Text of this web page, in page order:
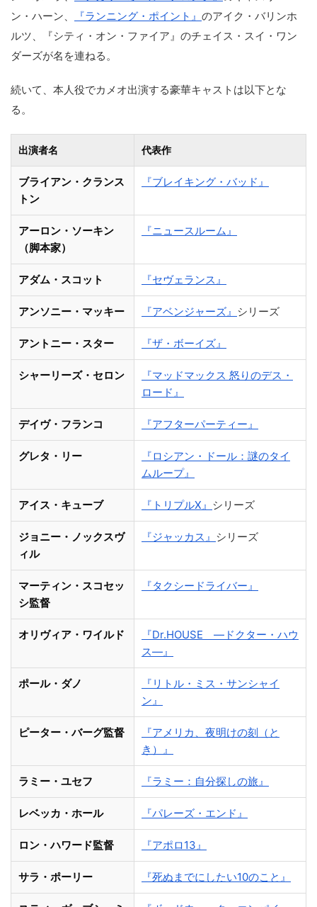
ン・ハーン、
『ランニング・ポイント』 のアイク・バリンホ
ルツ、『シティ・オン・ファイア』のチェイス・スイ・ワン
ダーズが名を連ねる。
続いて、本人役でカメオ出演する豪華キャストは以下とな
る。
出演者名 代表作
ブライアン・クランス
トン
『ブレイキング・バッド』
アーロン・ソーキン
（脚本家）
『ニュースルーム』
アダム・スコット 『セヴェランス』
アンソニー・マッキー 『アベンジャーズ』 シリーズ
アントニー・スター 『ザ・ボーイズ』
シャーリーズ・セロン
『マッドマックス 怒りのデス・
ロード』
デイヴ・フランコ 『アフターパーティー』
グレタ・リー
『ロシアン・ドール：謎のタイ
ムループ』
アイス・キューブ 『トリプルX』 シリーズ
ジョニー・ノックスヴ
ィル
『ジャッカス』 シリーズ
マーティン・スコセッ
シ監督
『タクシードライバー』
オリヴィア・ワイルド
『Dr.HOUSE ―ドクター・ハウ
ス―』
ポール・ダノ
『リトル・ミス・サンシャイ
ン』
ピーター・バーグ監督
『アメリカ、夜明けの刻（と
き）』
ラミー・ユセフ 『ラミー：自分探しの旅』
レベッカ・ホール 『パレーズ・エンド』
ロン・ハワード監督 『アポロ13』
サラ・ポーリー 『死ぬまでにしたい10のこと』